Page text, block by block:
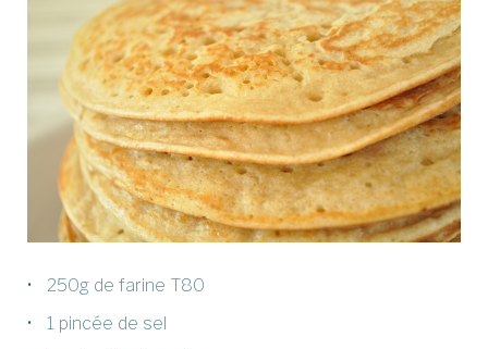
250g de farine T80
1 pincée de sel